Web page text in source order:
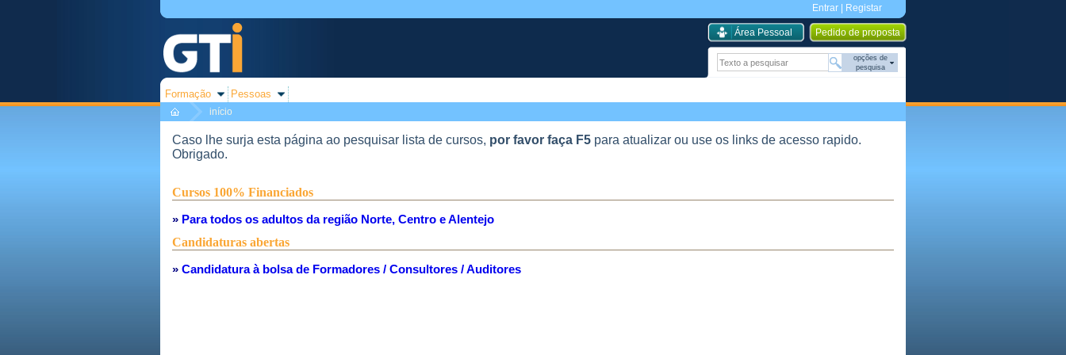
Entrar Registar
opções de
pesquisa
Área Pessoal Pedido de proposta
Formação Pessoas
início
Caso lhe surja esta página ao pesquisar lista de cursos, por favor faça F5 para atualizar ou use os links de acesso rapido.
Obrigado.
Cursos 100% Financiados
» Para todos os adultos da região Norte, Centro e Alentejo
Candidaturas abertas
» Candidatura à bolsa de Formadores / Consultores / Auditores